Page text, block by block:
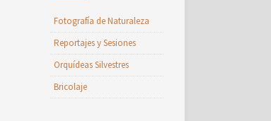
Fotografía de Naturaleza
Reportajes y Sesiones
Orquídeas Silvestres
Bricolaje